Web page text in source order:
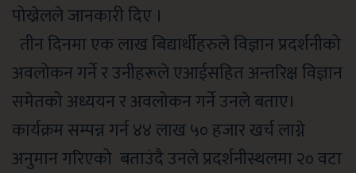
पोख्रेलले जानकारी दिए ।
तीन दिनमा एक लाख बिद्यार्थीहरुले विज्ञान प्रदर्शनीको
अवलोकन गर्ने र उनीहरूले एआईसहित अन्तरिक्ष विज्ञान
समेतको अध्ययन र अवलोकन गर्ने उनले बताए।
कार्यक्रम सम्पन्न गर्न ४४ लाख ५० हजार खर्च लाग्ने
अनुमान गरिएको बताउंदै उनले प्रदर्शनीस्थलमा २० वटा